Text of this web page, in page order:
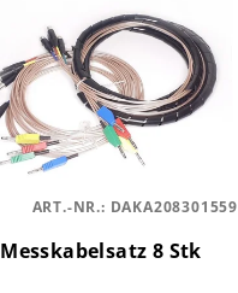
Messkabelsatz 8 Stk
ART.-NR.: DAKA208301559